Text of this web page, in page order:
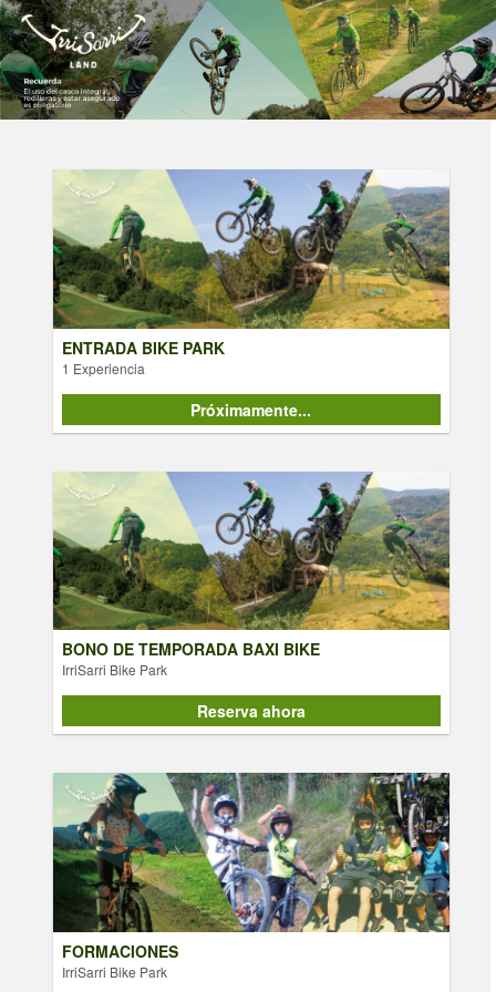
ENTRADA BIKE PARK
1 Experiencia
Próximamente...
ENTRADA BIKE PARK
1 Experiencia
Próximamente...
BONO DE TEMPORADA BAXI BIKE
IrriSarri Bike Park
Reserva ahora
BONO DE TEMPORADA BAXI BIKE
IrriSarri Bike Park
Reserva ahora
FORMACIONES
IrriSarri Bike Park
FORMACIONES
IrriSarri Bike Park